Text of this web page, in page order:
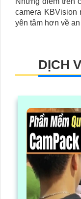
camera
yên tâm hơn về
DỊCH